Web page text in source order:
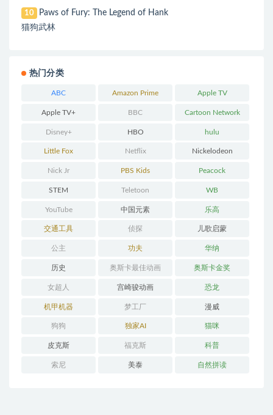
10
Paws of Fury: The Legend of Hank
猫狗武林
热门分类
ABC Amazon Prime Apple TV
Apple TV+ BBC Cartoon Network
Disney+ HBO hulu
Little Fox Netflix Nickelodeon
Nick Jr PBS Kids Peacock
STEM Teletoon WB
YouTube 中国元素 乐高
交通工具 侦探 儿歌启蒙
公主 功夫 华纳
历史 奥斯卡最佳动画 奥斯卡金奖
女超人 宫崎骏动画 恐龙
机甲机器 梦工厂 漫威
狗狗 独家AI 猫咪
皮克斯 福克斯 科普
索尼 美泰 自然拼读